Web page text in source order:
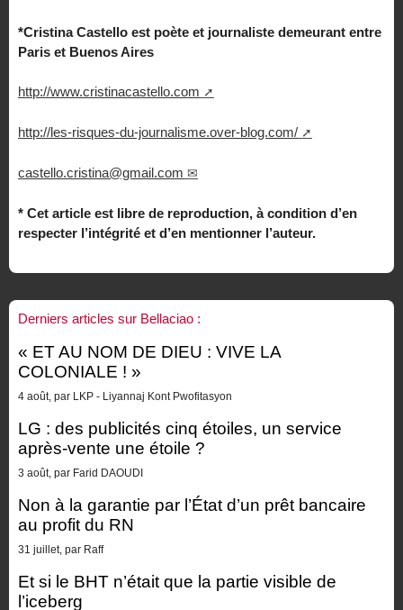
*Cristina Castello est poète et journaliste demeurant entre
Paris et Buenos Aires
http://www.cristinacastello.com
http://les-risques-du-journalisme.over-blog.com/
castello.cristina@gmail.com
* Cet article est libre de reproduction, à condition d’en
respecter l’intégrité et d’en mentionner l’auteur.
Derniers articles sur Bellaciao :
« ET AU NOM DE DIEU : VIVE LA
COLONIALE ! »
4 août, par LKP - Liyannaj Kont Pwofitasyon
LG : des publicités cinq étoiles, un service
après-vente une étoile ?
3 août, par Farid DAOUDI
Non à la garantie par l’État d’un prêt bancaire
au profit du RN
31 juillet, par Raff
Et si le BHT n’était que la partie visible de
l’iceberg